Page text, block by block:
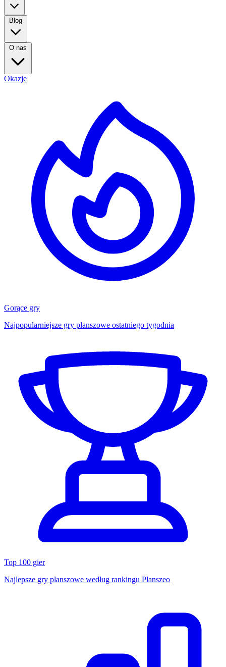
Blog
O nas
Okazje
Gorące gry
Najpopularniejsze gry planszowe ostatniego tygodnia
Top 100 gier
Najlepsze gry planszowe według rankingu Planszeo